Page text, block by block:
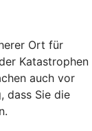
Ort für
Katastrophen
auch vor
dass Sie die